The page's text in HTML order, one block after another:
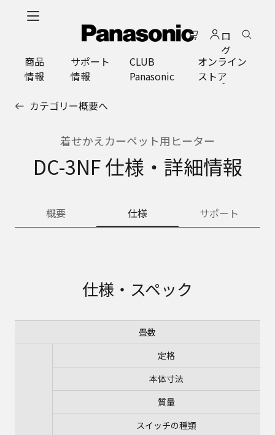
ロ
グ
イ
ン
商品
情報
サポート
情報
CLUB
Panasonic
オンライン
ストア
カテゴリー概要へ
着せかえカーペット用ヒーター
DC-3NF 仕様・詳細情報
概要 仕様 サポート
仕様・スペック
畳数
定格
本体寸法
質量
スイッチの種類